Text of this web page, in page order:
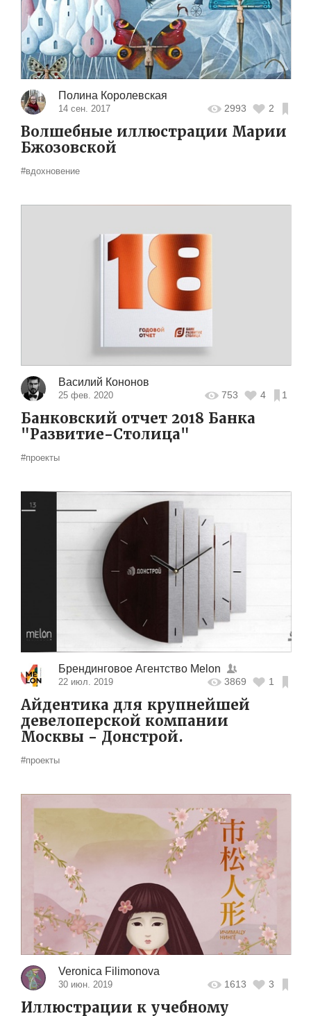
Полина Королевская
14 сен. 2017 2993 2
Волшебные иллюстрации Марии
Бжозовской
#вдохновение
Василий Кононов
25 фев. 2020 753 4 1
Банковский отчет 2018 Банка
"Развитие-Столица"
#проекты
Брендинговое Агентство Melon
22 июл. 2019 3869 1
Айдентика для крупнейшей
девелоперской компании
Москвы - Донстрой.
#проекты
Veronica Filimonova
30 июн. 2019 1613 3
Иллюстрации к учебному